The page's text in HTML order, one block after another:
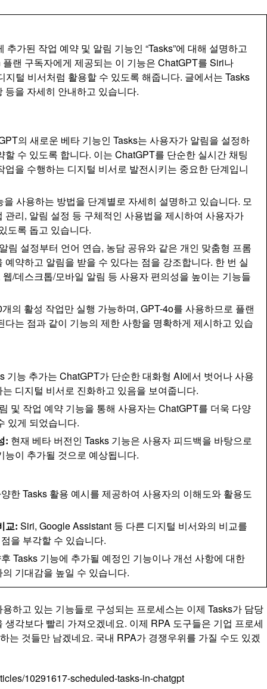
추가된 작업 예약 및 알림 기능인 “Tasks”에 대해 설명하고
랜 구독자에게 제공되는 이 기능은 ChatGPT를 Siri나
지털 비서처럼 활용할 수 있도록 해줍니다. 글에서는 Tasks
등을 자세히 안내하고 있습니다.
의 새로운 베타 기능인 Tasks는 사용자가 알림을 설정하
할 수 있도록 합니다. 이는 ChatGPT를 단순한 실시간 채팅
업을 수행하는 디지털 비서로 발전시키는 중요한 단계입니
사용하는 방법을 단계별로 자세히 설명하고 있습니다. 모
관리, 알림 설정 등 구체적인 사용법을 제시하여 사용자가
도록 돕고 있습니다.
림 설정부터 언어 연습, 농담 공유와 같은 개인 맞춤형 프롬
예약하고 알림을 받을 수 있다는 점을 강조합니다. 한 번 실
/데스크톱/모바일 알림 등 사용자 편의성을 높이는 기능들
의 활성 작업만 실행 가능하며, GPT-4o를 사용하므로 플랜
다는 점과 같이 기능의 제한 사항을 명확하게 제시하고 있습
기능 추가는 ChatGPT가 단순한 대화형 AI에서 벗어나 사용
디지털 비서로 진화하고 있음을 보여줍니다.
및 작업 예약 기능을 통해 사용자는 ChatGPT를 더욱 다양
있게 되었습니다.
: 현재 베타 버전인 Tasks 기능은 사용자 피드백을 바탕으로
능이 추가될 것으로 예상됩니다.
한 Tasks 활용 예시를 제공하여 사용자의 이해도와 활용도
교: Siri, Google Assistant 등 다른 디지털 비서와의 비교를
을 부각할 수 있습니다.
Tasks 기능에 추가될 예정인 기능이나 개선 사항에 대한
기대감을 높일 수 있습니다.
하고 있는 기능들로 구성되는 프로세스는 이제 Tasks가 담당
각보다 빨리 가져오겠네요. 이제 RPA 도구들은 기업 프로세
는 것들만 남겠네요. 국내 RPA가 경쟁우위를 가질 수도 있겠
10291617-scheduled-tasks-in-chatgpt